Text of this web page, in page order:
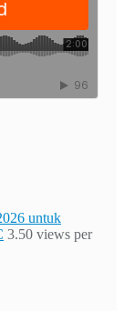
untuk
3.50 views per